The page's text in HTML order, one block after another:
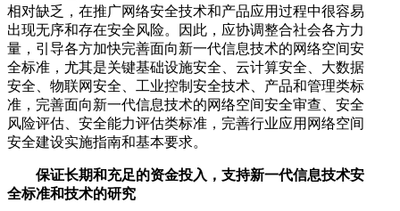
相对缺乏，在推广网络安全技术和产品应用过程中很容易
出现无序和存在安全风险。因此，应协调整合社会各方力
量，引导各方加快完善面向新一代信息技术的网络空间安
全标准，尤其是关键基础设施安全、云计算安全、大数据
安全、物联网安全、工业控制安全技术、产品和管理类标
准，完善面向新一代信息技术的网络空间安全审查、安全
风险评估、安全能力评估类标准，完善行业应用网络空间
安全建设实施指南和基本要求。
保证长期和充足的资金投入，支持新一代信息技术安
全标准和技术的研究